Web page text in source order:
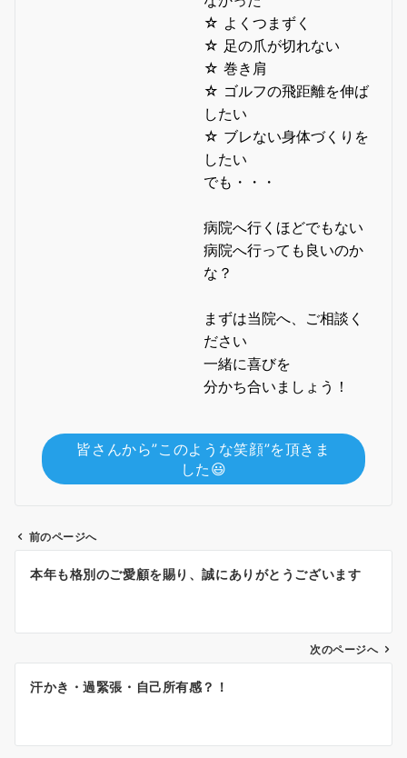
☆ よくつまずく
☆ 足の爪が切れない
☆ 巻き肩
☆ ゴルフの飛距離を伸ば
したい
☆ ブレない身体づくりを
したい
でも・・・
病院へ行くほどでもない
病院へ行っても良いのか
な？
まずは当院へ、ご相談く
ださい
一緒に喜びを
分かち合いましょう！
皆さんから”このような笑顔”を頂きま
した😃
ビ
ン
前のページへ
本年も格別のご愛顧を賜り、誠にありがとうございます
次のページへ
汗かき・過緊張・自己所有感？！